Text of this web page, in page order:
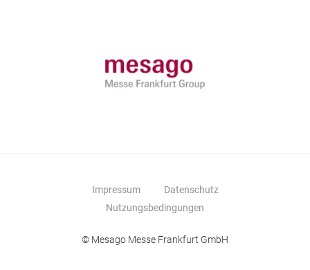
Impressum
Datenschutz
Nutzungsbedingungen
© Mesago Messe Frankfurt GmbH